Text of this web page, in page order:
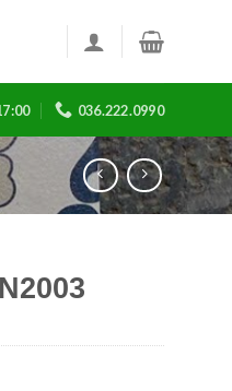
036.222.0990